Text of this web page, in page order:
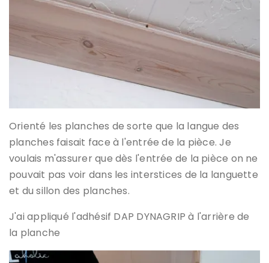
Orienté les planches de sorte que la langue des
planches faisait face à l'entrée de la pièce. Je
voulais m'assurer que dès l'entrée de la pièce on ne
pouvait pas voir dans les interstices de la languette
et du sillon des planches.
J'ai appliqué l'adhésif DAP DYNAGRIP à l'arrière de
la planche